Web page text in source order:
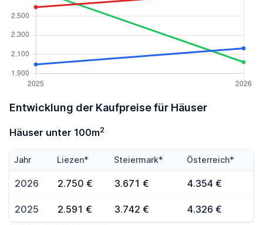
Entwicklung der Kaufpreise für Häuser
Häuser unter 100m2
Jahr Liezen* Steiermark* Österreich*
2026 2.750 € 3.671 € 4.354 €
2025 2.591 € 3.742 € 4.326 €